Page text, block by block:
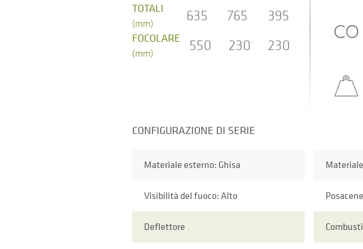
TOTALI
(mm) 635 765 395
FOCOLARE
(mm) 550 230 230
CONFIGURAZIONE DI SERIE
Materiale esterno: Ghisa
Visibilità del fuoco: Alto
Deflettore